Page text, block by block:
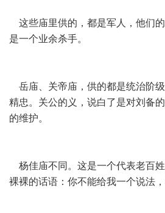
这些庙里供的，都是军人，他们
是一个业余杀手。
岳庙、关帝庙，供的都是统治阶级
精忠。关公的义，说白了是对刘备
的维护。
杨佳庙不同。这是一个代表老百
裸裸的话语：你不能给我一个说法